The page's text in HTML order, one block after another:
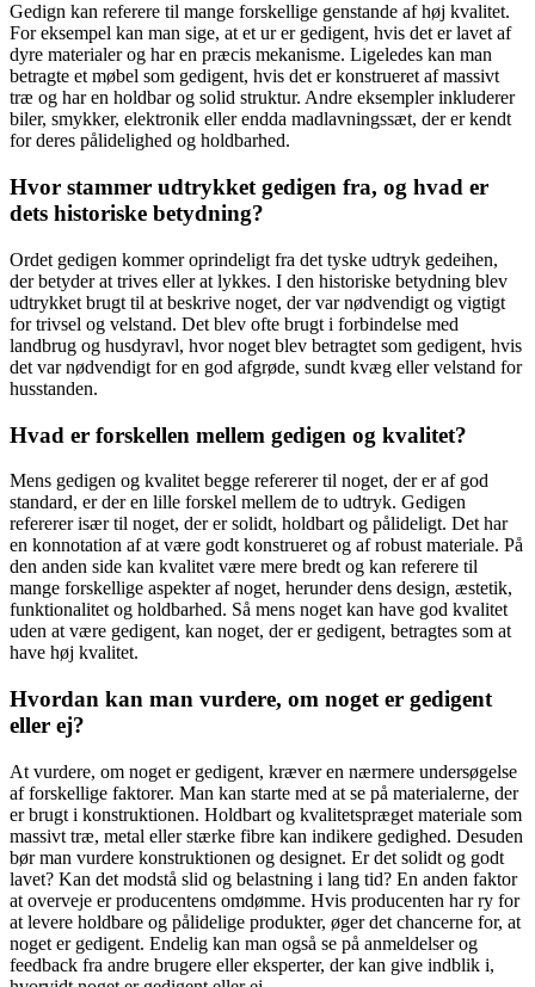
Gedign kan referere til mange forskellige genstande af høj kvalitet.
For eksempel kan man sige, at et ur er gedigent, hvis det er lavet af
dyre materialer og har en præcis mekanisme. Ligeledes kan man
betragte et møbel som gedigent, hvis det er konstrueret af massivt
træ og har en holdbar og solid struktur. Andre eksempler inkluderer
biler, smykker, elektronik eller endda madlavningssæt, der er kendt
for deres pålidelighed og holdbarhed.
Hvor stammer udtrykket gedigen fra, og hvad er
dets historiske betydning?
Ordet gedigen kommer oprindeligt fra det tyske udtryk gedeihen,
der betyder at trives eller at lykkes. I den historiske betydning blev
udtrykket brugt til at beskrive noget, der var nødvendigt og vigtigt
for trivsel og velstand. Det blev ofte brugt i forbindelse med
landbrug og husdyravl, hvor noget blev betragtet som gedigent, hvis
det var nødvendigt for en god afgrøde, sundt kvæg eller velstand for
husstanden.
Hvad er forskellen mellem gedigen og kvalitet?
Mens gedigen og kvalitet begge refererer til noget, der er af god
standard, er der en lille forskel mellem de to udtryk. Gedigen
refererer især til noget, der er solidt, holdbart og pålideligt. Det har
en konnotation af at være godt konstrueret og af robust materiale. På
den anden side kan kvalitet være mere bredt og kan referere til
mange forskellige aspekter af noget, herunder dens design, æstetik,
funktionalitet og holdbarhed. Så mens noget kan have god kvalitet
uden at være gedigent, kan noget, der er gedigent, betragtes som at
have høj kvalitet.
Hvordan kan man vurdere, om noget er gedigent
eller ej?
At vurdere, om noget er gedigent, kræver en nærmere undersøgelse
af forskellige faktorer. Man kan starte med at se på materialerne, der
er brugt i konstruktionen. Holdbart og kvalitetspræget materiale som
massivt træ, metal eller stærke fibre kan indikere gedighed. Desuden
bør man vurdere konstruktionen og designet. Er det solidt og godt
lavet? Kan det modstå slid og belastning i lang tid? En anden faktor
at overveje er producentens omdømme. Hvis producenten har ry for
at levere holdbare og pålidelige produkter, øger det chancerne for, at
noget er gedigent. Endelig kan man også se på anmeldelser og
feedback fra andre brugere eller eksperter, der kan give indblik i,